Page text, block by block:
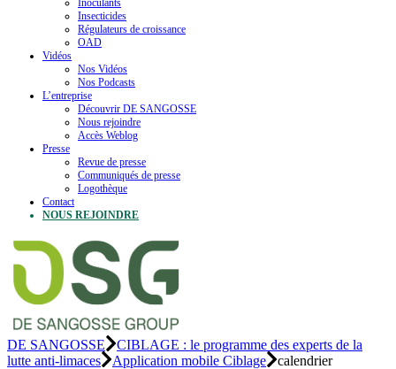
Inoculants
Insecticides
Régulateurs de croissance
OAD
Vidéos
Nos Vidéos
Nos Podcasts
L’entreprise
Découvrir DE SANGOSSE
Nous rejoindre
Accès Weblog
Presse
Revue de presse
Communiqués de presse
Logothèque
Contact
NOUS REJOINDRE
DE SANGOSSE
CIBLAGE : le programme des experts de la
lutte anti-limaces
Application mobile Ciblage calendrier